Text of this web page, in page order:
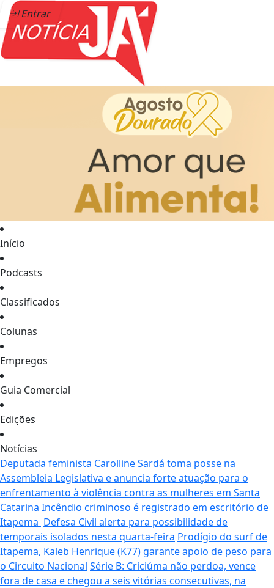
Entrar
Início
Podcasts
Classificados
Colunas
Empregos
Guia Comercial
Edições
Notícias
Deputada feminista Carolline Sardá toma posse na
Assembleia Legislativa e anuncia forte atuação para o
enfrentamento à violência contra as mulheres em Santa
Catarina Incêndio criminoso é registrado em escritório de
Itapema Defesa Civil alerta para possibilidade de
temporais isolados nesta quarta-feira Prodígio do surf de
Itapema, Kaleb Henrique (K77) garante apoio de peso para
o Circuito Nacional Série B: Criciúma não perdoa, vence
fora de casa e chegou a seis vitórias consecutivas, na